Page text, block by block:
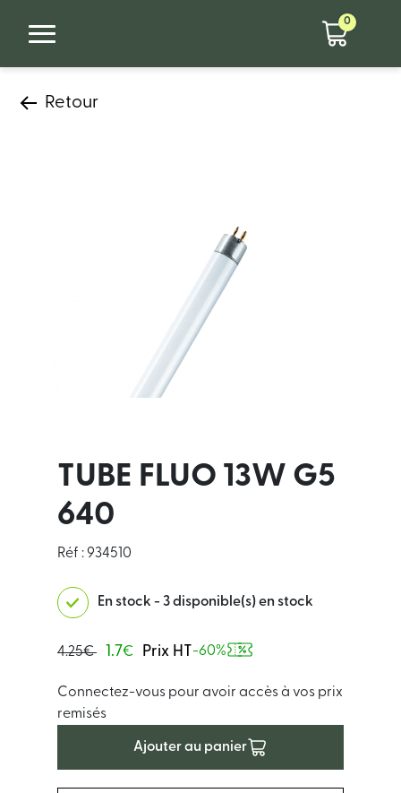
0
Retour
TUBE FLUO 13W G5
640
Réf : 934510
En stock - 3 disponible(s) en stock
4.25€ 1.7€ Prix HT-60%
Connectez-vous pour avoir accès à vos prix
remisés
Ajouter au panier